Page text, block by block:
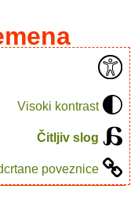
Visoki kontrast
Čitljiv slog
poveznice